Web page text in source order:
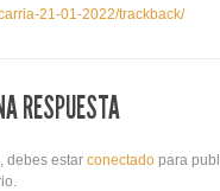
21-01-2022/trackback/
RESPUESTA
debes estar conectado para